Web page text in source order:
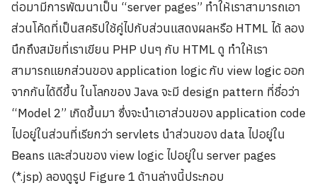
ต่อมามีการพัฒนาเป็น “server pages” ทำให้เราสามารถเอา
ส่วนโค้ดที่เป็นสคริปใช้คู่ไปกับส่วนแสดงผลหรือ HTML ได้ ลอง
นึกถึงสมัยที่เราเขียน PHP ปนๆ กับ HTML ดู ทำให้เรา
สามารถแยกส่วนของ application logic กับ view logic ออก
จากกันได้ดีขึ้น ในโลกของ Java จะมี design pattern ที่ชื่อว่า
“Model 2” เกิดขึ้นมา ซึ่งจะนำเอาส่วนของ application code
ไปอยู่ในส่วนที่เรียกว่า servlets นำส่วนของ data ไปอยู่ใน
Beans และส่วนของ view logic ไปอยู่ใน server pages
(*.jsp) ลองดูรูป Figure 1 ด้านล่างนี้ประกอบ